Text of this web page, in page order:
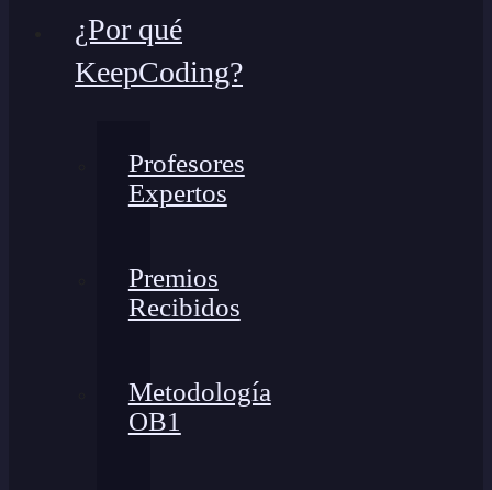
¿Por qué
KeepCoding?
Profesores
Expertos
Premios
Recibidos
Metodología
OB1